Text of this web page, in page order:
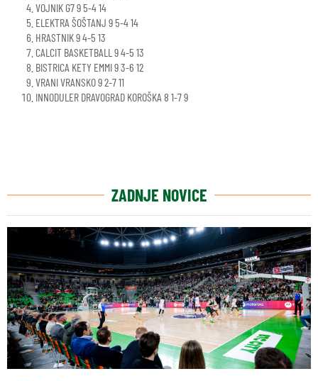
VOJNIK G7 9 5-4 14
ELEKTRA ŠOŠTANJ 9 5-4 14
HRASTNIK 9 4-5 13
CALCIT BASKETBALL 9 4-5 13
BISTRICA KETY EMMI 9 3-6 12
VRANI VRANSKO 9 2-7 11
INNODULER DRAVOGRAD KOROŠKA 8 1-7 9
ZADNJE NOVICE